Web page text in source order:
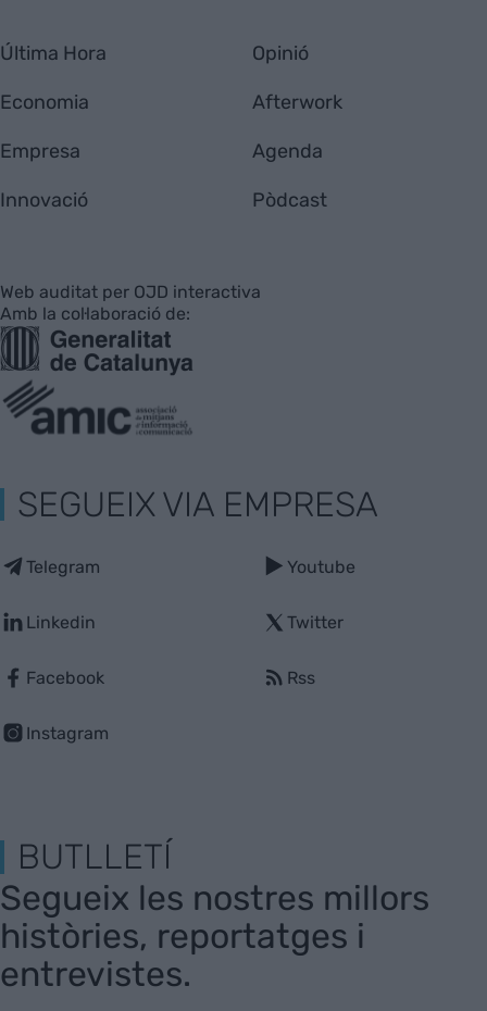
Última Hora
Economia
Empresa
Innovació
Opinió
Afterwork
Agenda
Pòdcast
Web auditat per OJD interactiva
Amb la col·laboració de:
SEGUEIX VIA EMPRESA
Telegram
Linkedin
Facebook
Instagram
Youtube
Twitter
Rss
BUTLLETÍ
Segueix les nostres millors
històries, reportatges i
entrevistes.